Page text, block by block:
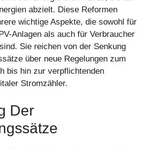
abzielt. Diese Reformen
wichtige Aspekte, die sowohl für
Anlagen als auch für Verbraucher
Sie reichen von der Senkung
über neue Regelungen zum
bis hin zur verpflichtenden
Stromzähler.
Der